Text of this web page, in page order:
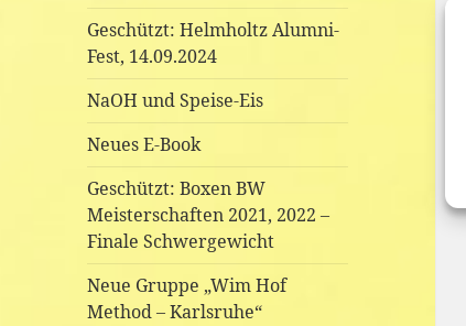
Geschützt: Helmholtz Alumni-
Fest, 14.09.2024
NaOH und Speise-Eis
Neues E-Book
Geschützt: Boxen BW
Meisterschaften 2021, 2022 –
Finale Schwergewicht
Neue Gruppe „Wim Hof
Method – Karlsruhe“